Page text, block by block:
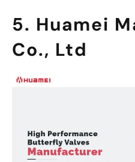
5. Huamei
Co., Ltd